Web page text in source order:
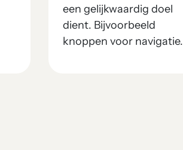
een gelijkwaardig doel
dient. Bijvoorbeeld
knoppen voor navigatie.